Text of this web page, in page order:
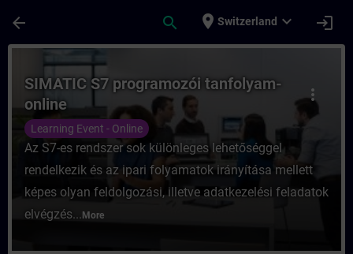
arrow_back search place Switzerland expand_more login
Course - SIMATIC S7 programozói
more_vert
SIMATIC S7 programozói tanfolyam-
online
Learning Event - Online
Az S7-es rendszer sok különleges lehetőséggel
rendelkezik és az ipari folyamatok irányítása mellett
képes olyan feldolgozási, illetve adatkezelési feladatok
elvégzés... More